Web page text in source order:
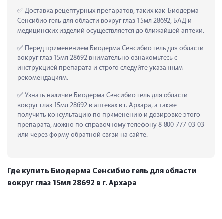
Доставка рецептурных препаратов, таких как  Биодерма
Сенсибио гель для области вокруг глаз 15мл 28692, БАД и
медицинских изделий осуществляется до ближайшей аптеки.
Перед применением Биодерма Сенсибио гель для области
вокруг глаз 15мл 28692 внимательно ознакомьтесь с
инструкцией препарата и строго следуйте указанным
рекомендациям.
Узнать наличие Биодерма Сенсибио гель для области
вокруг глаз 15мл 28692 в аптеках в г. Архара, а также
получить консультацию по применению и дозировке этого
препарата, можно по справочному телефону 8-800-777-03-03
или через форму обратной связи на сайте.
Где купить Биодерма Сенсибио гель для области
вокруг глаз 15мл 28692 в г. Архара